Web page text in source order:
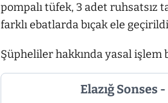
pompalı tüfek, 3 adet ruhsatsız
farklı ebatlarda bıçak ele
Şüpheliler hakkında yasal işlem
Elazığ Sonses